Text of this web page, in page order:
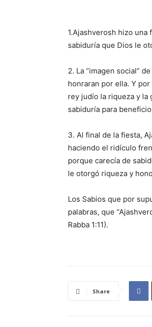
1.Ajashverosh hizo
sabiduría que Dios le
2. La “imagen social”
honraran por ella. Y
rey judío la riqueza y la
sabiduría para
3. Al final de la fiesta,
haciendo el ridículo
porque carecía de
le otorgó riqueza y
Los Sabios que por
palabras, que
Rabba 1:11).
Share